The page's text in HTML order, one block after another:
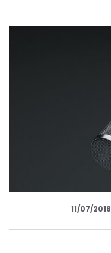
11/07/2018